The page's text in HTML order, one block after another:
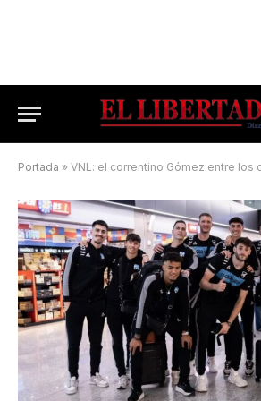
Portada » VNL: el correntino Gómez entre los